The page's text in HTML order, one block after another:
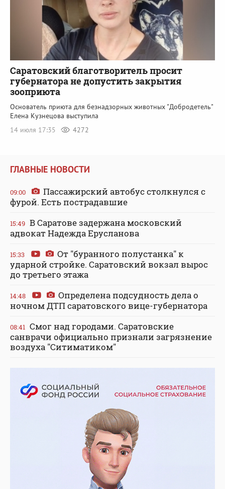
Саратовский благотворитель просит
губернатора не допустить закрытия
зооприюта
Основатель приюта для безнадзорных животных "Добродетель"
Елена Кузнецова выступила
14 июля 17:35
4272
ГЛАВНЫЕ НОВОСТИ
09:00
Пассажирский автобус столкнулся с
фурой. Есть пострадавшие
15:49 В Саратове задержана московский
адвокат Надежда Ерусланова
15:33
От "буранного полустанка" к
ударной стройке. Саратовский вокзал вырос
до третьего этажа
14:48
Определена подсудность дела о
ночном ДТП саратовского вице-губернатора
08:41 Смог над городами. Саратовские
санврачи официально признали загрязнение
воздуха "Ситиматиком"